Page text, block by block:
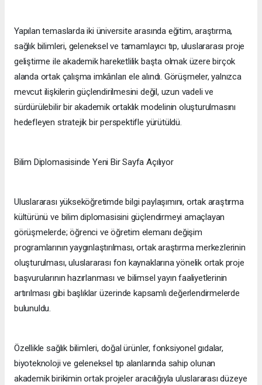
Yapılan temaslarda iki üniversite arasında eğitim, araştırma,
sağlık bilimleri, geleneksel ve tamamlayıcı tıp, uluslararası proje
geliştirme ile akademik hareketlilik başta olmak üzere birçok
alanda ortak çalışma imkânları ele alındı. Görüşmeler, yalnızca
mevcut ilişkilerin güçlendirilmesini değil, uzun vadeli ve
sürdürülebilir bir akademik ortaklık modelinin oluşturulmasını
hedefleyen stratejik bir perspektifle yürütüldü.
Bilim Diplomasisinde Yeni Bir Sayfa Açılıyor
Uluslararası yükseköğretimde bilgi paylaşımını, ortak araştırma
kültürünü ve bilim diplomasisini güçlendirmeyi amaçlayan
görüşmelerde; öğrenci ve öğretim elemanı değişim
programlarının yaygınlaştırılması, ortak araştırma merkezlerinin
oluşturulması, uluslararası fon kaynaklarına yönelik ortak proje
başvurularının hazırlanması ve bilimsel yayın faaliyetlerinin
artırılması gibi başlıklar üzerinde kapsamlı değerlendirmelerde
bulunuldu.
Özellikle sağlık bilimleri, doğal ürünler, fonksiyonel gıdalar,
biyoteknoloji ve geleneksel tıp alanlarında sahip olunan
akademik birikimin ortak projeler aracılığıyla uluslararası düzeye